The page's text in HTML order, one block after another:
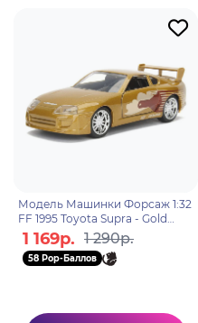
Модель Машинки Форсаж 1:32
FF 1995 Toyota Supra - Gold
99542
1 169р. 1 290р.
58 Pop-Баллов